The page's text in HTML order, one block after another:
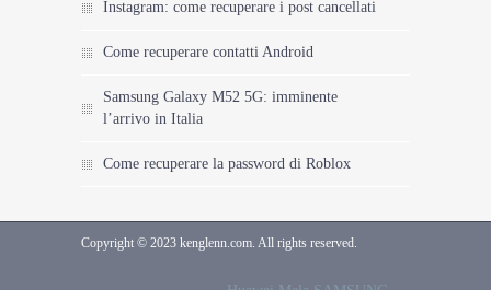
Instagram: come recuperare i post cancellati
Come recuperare contatti Android
Samsung Galaxy M52 5G: imminente
l’arrivo in Italia
Come recuperare la password di Roblox
Copyright © 2023 kenglenn.com. All rights reserved.